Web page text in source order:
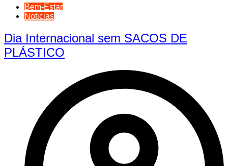
Bem-Estar
Noticias
Dia Internacional sem SACOS DE
PLÁSTICO